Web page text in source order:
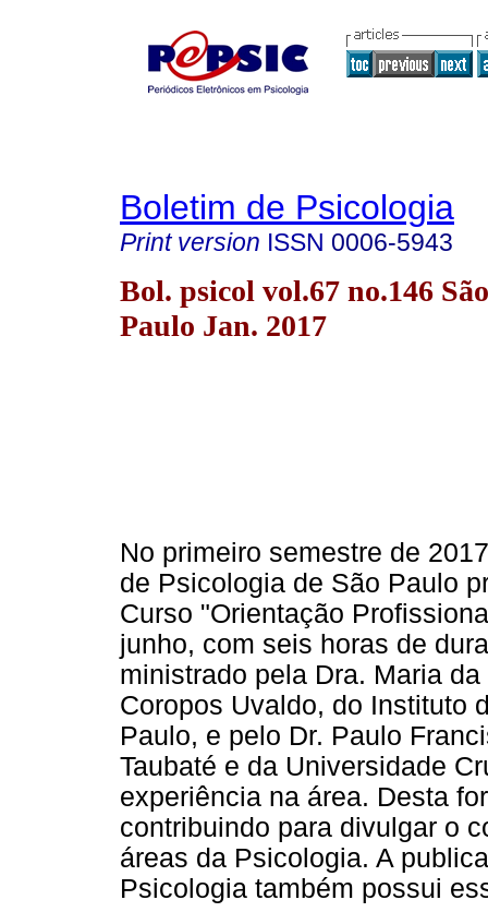
Boletim de Psicologia
Print version ISSN 0006-5943
Bol. psicol vol.67 no.146 São
Paulo Jan. 2017
No primeiro semestre de
de Psicologia de São Paulo
Curso "Orientação
junho, com seis horas de
ministrado pela Dra. Maria
Coropos Uvaldo, do Instituto
Paulo, e pelo Dr. Paulo
Taubaté e da Universidade
experiência na área. Desta
contribuindo para divulgar o
áreas da Psicologia. A
Psicologia também possui